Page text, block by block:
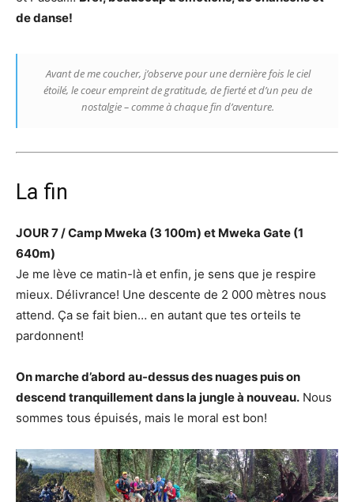
de danse!
Avant de me coucher, j’observe pour une dernière fois le ciel
étoilé, le coeur empreint de gratitude, de fierté et d’un peu de
nostalgie – comme à chaque fin d’aventure.
La fin
JOUR 7 / Camp Mweka (3 100m) et Mweka Gate (1
640m)
Je me lève ce matin-là et enfin, je sens que je respire
mieux. Délivrance! Une descente de 2 000 mètres nous
attend. Ça se fait bien… en autant que tes orteils te
pardonnent!
On marche d’abord au-dessus des nuages puis on
descend tranquillement dans la jungle à nouveau. Nous
sommes tous épuisés, mais le moral est bon!